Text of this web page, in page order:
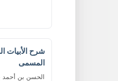
شرح الأبيات
المسمى
الحسن بن أحمد